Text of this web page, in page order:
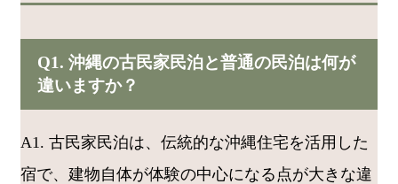
Q1. 沖縄の古民家民泊と普通の民泊は何が
違いますか？
A1. 古民家民泊は、伝統的な沖縄住宅を活用した
宿で、建物自体が体験の中心になる点が大きな違